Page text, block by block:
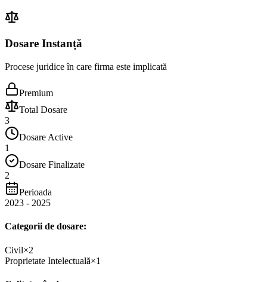
Dosare Instanță
Procese juridice în care firma este implicată
Premium
Total Dosare
3
Dosare Active
1
Dosare Finalizate
2
Perioada
2023 - 2025
Categorii de dosare:
Civil×2
Proprietate Intelectuală×1